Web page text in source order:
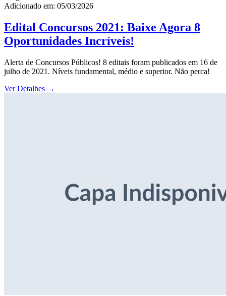
Adicionado em: 05/03/2026
Edital Concursos 2021: Baixe Agora 8
Oportunidades Incríveis!
Alerta de Concursos Públicos! 8 editais foram publicados em 16 de
julho de 2021. Níveis fundamental, médio e superior. Não perca!
Ver Detalhes →